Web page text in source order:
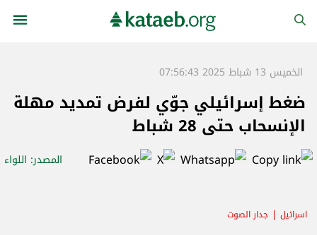
الخميس 13 شباط 2025 07:56:43
ضغط إسرائيلي جوّي لفرض تمديد مهلة
الإنسحاب حتى 28 شباط
المصدر: اللواء
اسرائيل جدار الصوت